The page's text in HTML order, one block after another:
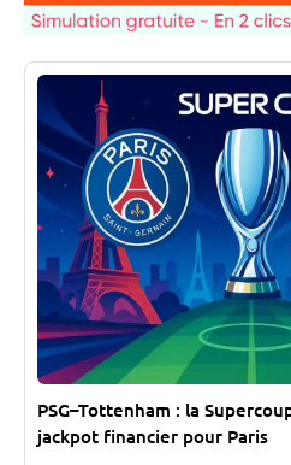
PSG–Tottenham : la
jackpot financier pour Paris